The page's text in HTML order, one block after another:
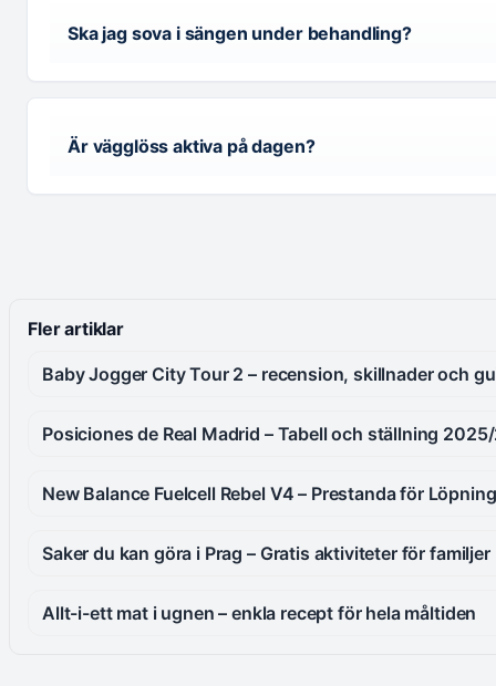
Ska jag sova i sängen under behandling?
Är vägglöss aktiva på dagen?
Fler artiklar
Baby Jogger City Tour 2 – recension, skillnader och
Posiciones de Real Madrid – Tabell och ställning
New Balance Fuelcell Rebel V4 – Prestanda för Löpning
Saker du kan göra i Prag – Gratis aktiviteter för familjer
Allt-i-ett mat i ugnen – enkla recept för hela måltiden